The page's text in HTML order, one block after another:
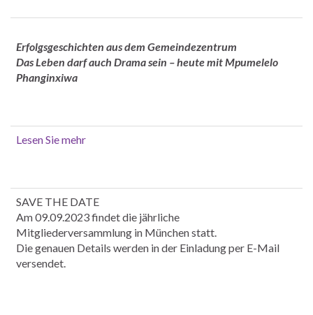
Erfolgsgeschichten aus dem Gemeindezentrum
Das Leben darf auch Drama sein – heute mit Mpumelelo
Phanginxiwa
Lesen Sie mehr
SAVE THE DATE
Am 09.09.2023 findet die jährliche
Mitgliederversammlung in München statt.
Die genauen Details werden in der Einladung per E-Mail
versendet.